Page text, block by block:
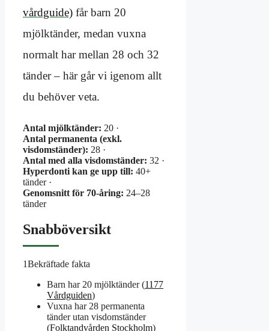
vårdguide) får barn 20
mjölktänder, medan vuxna
normalt har mellan 28 och 32
tänder – här går vi igenom allt
du behöver veta.
Antal mjölktänder: 20 ·
Antal permanenta (exkl.
visdomständer): 28 ·
Antal med alla visdomständer: 32 ·
Hyperdonti kan ge upp till: 40+
tänder ·
Genomsnitt för 70-åring: 24–28
tänder
Snabböversikt
1Bekräftade fakta
Barn har 20 mjölktänder (1177
Vårdguiden)
Vuxna har 28 permanenta
tänder utan visdomständer
(Folktandvården Stockholm)